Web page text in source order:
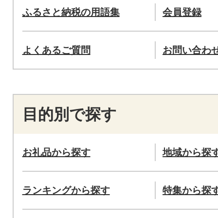
ふるさと納税の用語集 会員登録
よくあるご質問 お問い合わ
目的別で探す
お礼品から探す 地域から探
ランキングから探す 特集から探